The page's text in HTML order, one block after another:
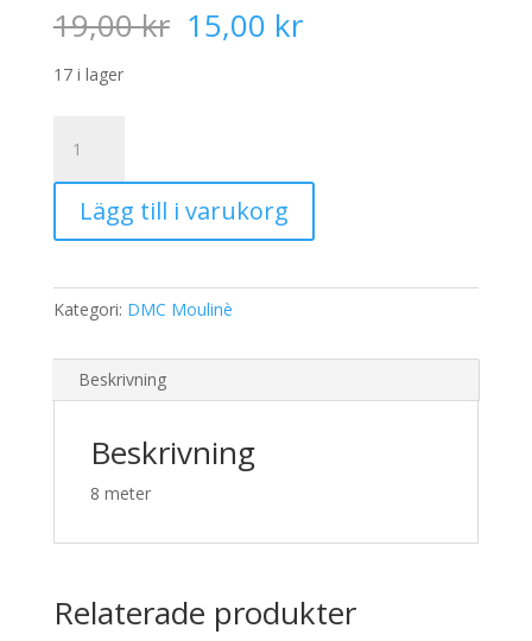
19,00kr Det
ursprungliga
15,00 krDet
17 i lager
Moulinè
3848
mängdLägg till i varukorg
Kategori: DMC Moulinè
Beskrivning
Beskrivning
8 meter
Relaterade produkter